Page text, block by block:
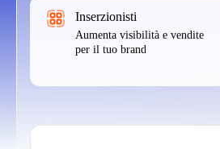
Inserzionisti
Aumenta visibilità e vendite
per il tuo brand